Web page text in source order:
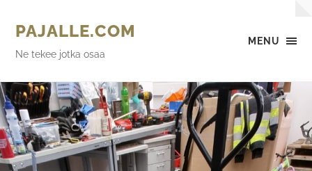
MENU
PAJALLE.COM
Ne tekee jotka osaa